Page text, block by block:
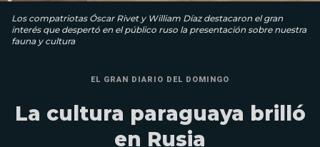
Los compatriotas Óscar Rivet y William Díaz destacaron el gran
interés que despertó en el público ruso la presentación sobre nuestra
fauna y cultura
EL GRAN DIARIO DEL DOMINGO
La cultura paraguaya brilló
en Rusia